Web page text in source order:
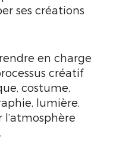
ses créations
en charge
créatif
costume,
lumière,